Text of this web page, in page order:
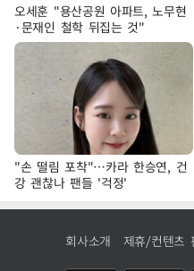
오세훈 "용산공원 아파트, 노무현
·문재인 철학 뒤집는 것"
"손 떨림 포착"…카라 한승연, 건
강 괜찮나 팬들 '걱정'
회사소개 제휴/컨텐츠